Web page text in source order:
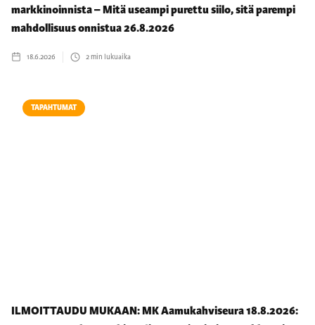
markkinoinnista – Mitä useampi purettu siilo, sitä parempi
mahdollisuus onnistua 26.8.2026
18.6.2026 2min lukuaika
TAPAHTUMAT
ILMOITTAUDU MUKAAN: MK Aamukahviseura 18.8.2026: